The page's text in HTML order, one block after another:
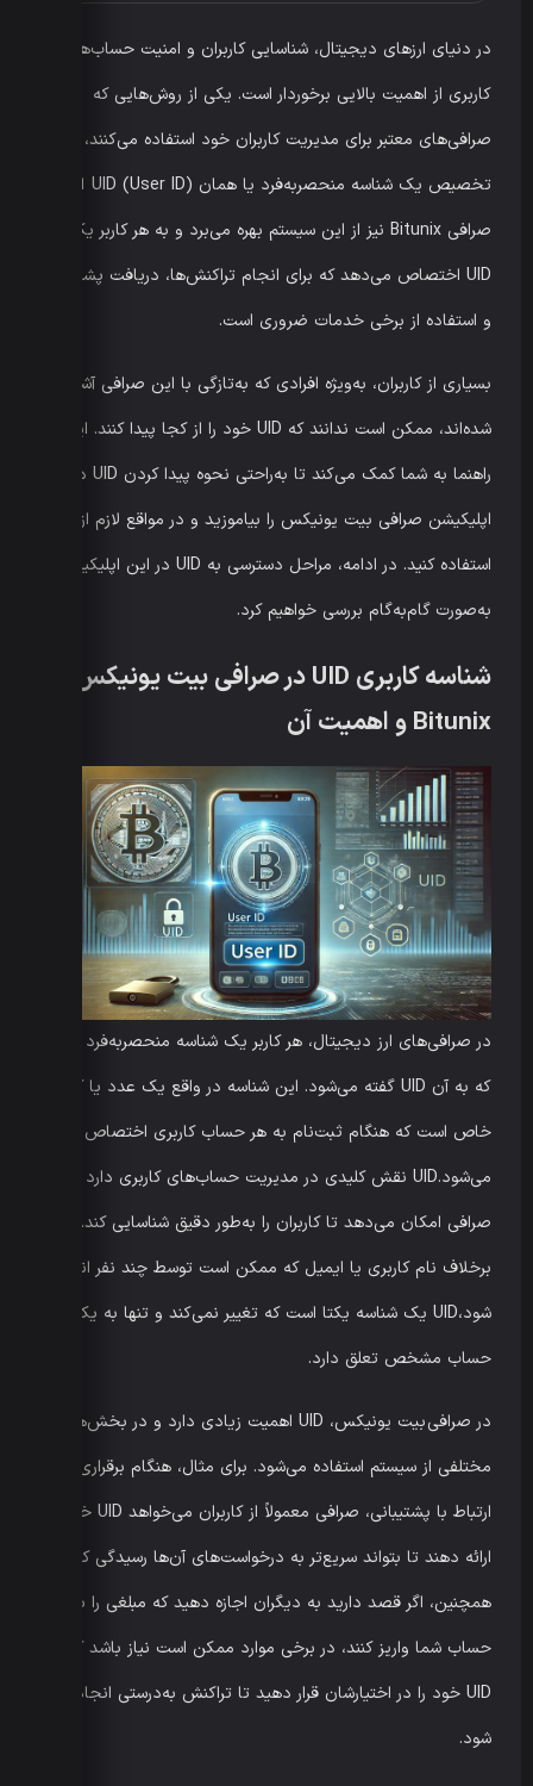
در دنیای ارزهای دیجیتال، شناسایی کاربران و امنیت حساب‌های
کاربری از اهمیت بالایی برخوردار است. یکی از روش‌هایی که
صرافی‌های معتبر برای مدیریت کاربران خود استفاده می‌کنند،
تخصیص یک شناسه منحصر‌به‌فرد یا همان UID (User ID) است.
صرافی Bitunix نیز از این سیستم بهره می‌برد و به هر کاربر یک
UID اختصاص می‌دهد که برای انجام تراکنش‌ها، دریافت پشتیبانی
و استفاده از برخی خدمات ضروری است.
بسیاری از کاربران، به‌ویژه افرادی که به‌تازگی با این صرافی آشنا
شده‌اند، ممکن است ندانند که UID خود را از کجا پیدا کنند. این
راهنما به شما کمک می‌کند تا به‌راحتی نحوه پیدا کردن UID در
اپلیکیشن صرافی بیت یونیکس را بیاموزید و در مواقع لازم از آن
استفاده کنید. در ادامه، مراحل دسترسی به UID در این اپلیکیشن را
به‌صورت گام‌به‌گام بررسی خواهیم کرد.
شناسه کاربری UID در صرافی بیت یونیکس
Bitunix و اهمیت آن
در صرافی‌های ارز دیجیتال، هر کاربر یک شناسه منحصربه‌فرد دارد
که به آن UID گفته می‌شود. این شناسه در واقع یک عدد یا کد
خاص است که هنگام ثبت‌نام به هر حساب کاربری اختصاص داده
می‌شود.UID نقش کلیدی در مدیریت حساب‌های کاربری دارد و به
صرافی امکان می‌دهد تا کاربران را به‌طور دقیق شناسایی کند.
برخلاف نام کاربری یا ایمیل که ممکن است توسط چند نفر انتخاب
شود،UID یک شناسه یکتا است که تغییر نمی‌کند و تنها به یک
حساب مشخص تعلق دارد.
در صرافی بیت یونیکس، UID اهمیت زیادی دارد و در بخش‌های
مختلفی از سیستم استفاده می‌شود. برای مثال، هنگام برقراری
ارتباط با پشتیبانی، صرافی معمولاً از کاربران می‌خواهد UID خود را
ارائه دهند تا بتواند سریع‌تر به درخواست‌های آن‌ها رسیدگی کند.
همچنین، اگر قصد دارید به دیگران اجازه دهید که مبلغی را به
حساب شما واریز کنند، در برخی موارد ممکن است نیاز باشد که
UID خود را در اختیارشان قرار دهید تا تراکنش به‌درستی انجام
شود.